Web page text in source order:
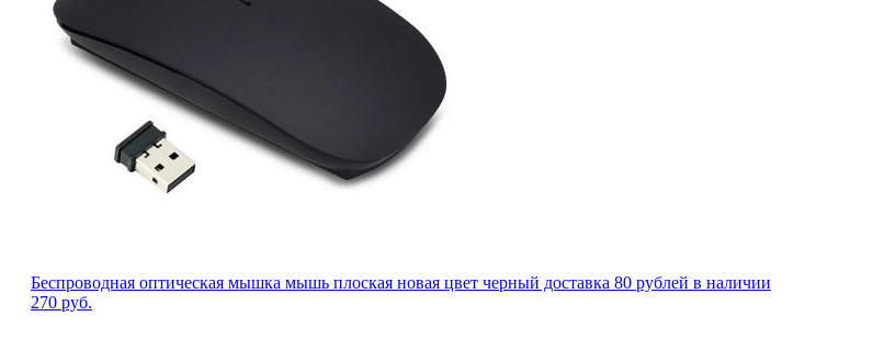
Беспроводная оптическая мышка мышь плоская новая цвет черный доставка 80 рублей в наличии
270 руб.